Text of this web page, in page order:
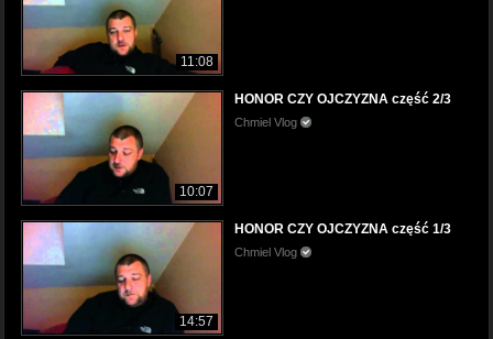
11:08
10:07
HONOR CZY OJCZYZNA część 2/3
Chmiel Vlog
14:57
HONOR CZY OJCZYZNA część 1/3
Chmiel Vlog